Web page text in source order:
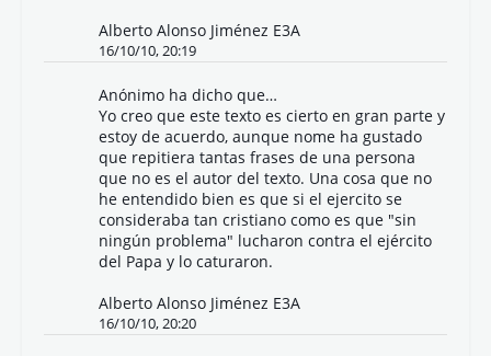
Alberto Alonso Jiménez E3A
16/10/10, 20:19
Anónimo ha dicho que…
Yo creo que este texto es cierto en gran parte y
estoy de acuerdo, aunque nome ha gustado
que repitiera tantas frases de una persona
que no es el autor del texto. Una cosa que no
he entendido bien es que si el ejercito se
consideraba tan cristiano como es que "sin
ningún problema" lucharon contra el ejército
del Papa y lo caturaron.
Alberto Alonso Jiménez E3A
16/10/10, 20:20